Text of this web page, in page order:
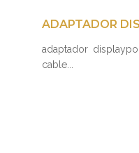
adaptador
cable...